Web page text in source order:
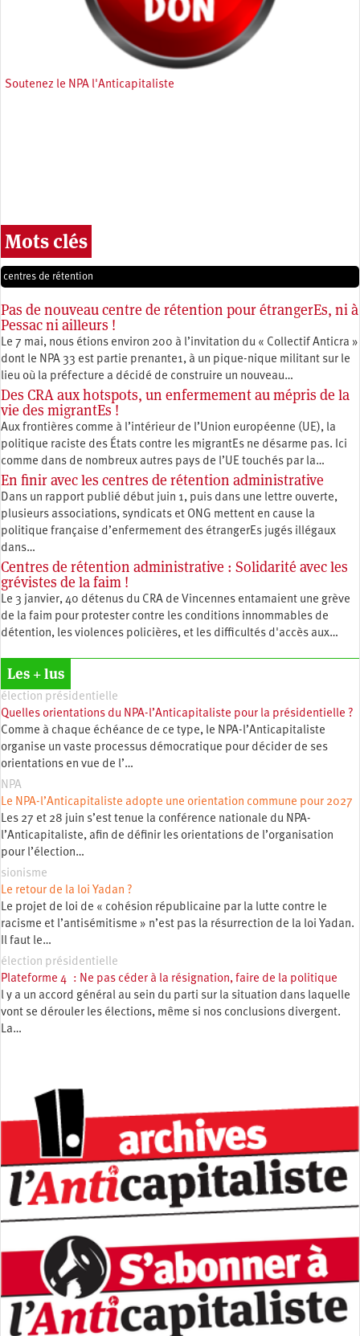
Soutenez le NPA l'Anticapitaliste
Mots clés
centres de rétention
Pas de nouveau centre de rétention pour étrangerEs, ni à
Pessac ni ailleurs !
Le 7 mai, nous étions environ 200 à l’invitation du « Collectif Anticra »
dont le NPA 33 est partie prenante1, à un pique-nique militant sur le
lieu où la préfecture a décidé de construire un nouveau…
Des CRA aux hotspots, un enfermement au mépris de la
vie des migrantEs !
Aux frontières comme à l’intérieur de l’Union européenne (UE), la
politique raciste des États contre les migrantEs ne désarme pas. Ici
comme dans de nombreux autres pays de l’UE touchés par la…
En finir avec les centres de rétention administrative
Dans un rapport publié début juin 1, puis dans une lettre ouverte,
plusieurs associations, syndicats et ONG mettent en cause la
politique française d’enfermement des étrangerEs jugés illégaux
dans…
Centres de rétention administrative : Solidarité avec les
grévistes de la faim !
Le 3 janvier, 40 détenus du CRA de Vincennes entamaient une grève
de la faim pour protester contre les conditions innommables de
détention, les violences policières, et les difficultés d'accès aux…
Les + lus
élection présidentielle
Quelles orientations du NPA-l’Anticapitaliste pour la présidentielle ?
Comme à chaque échéance de ce type, le NPA-l’Anticapitaliste
organise un vaste processus démocratique pour décider de ses
orientations en vue de l’…
NPA
Le NPA-l’Anticapitaliste adopte une orientation commune pour 2027
Les 27 et 28 juin s’est tenue la conférence nationale du NPA-
l’Anticapitaliste, afin de définir les orientations de l’organisation
pour l’élection…
sionisme
Le retour de la loi Yadan ?
Le projet de loi de « cohésion républicaine par la lutte contre le
racisme et l’antisémitisme » n’est pas la résurrection de la loi Yadan.
Il faut le…
élection présidentielle
Plateforme 4 : Ne pas céder à la résignation, faire de la politique
l y a un accord général au sein du parti sur la situation dans laquelle
vont se dérouler les élections, même si nos conclusions divergent.
La…